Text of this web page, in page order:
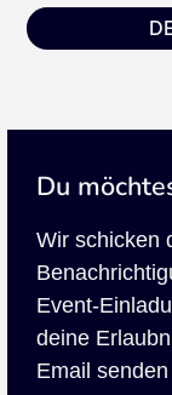
Du
Wir schicken
Event-
deine
Email